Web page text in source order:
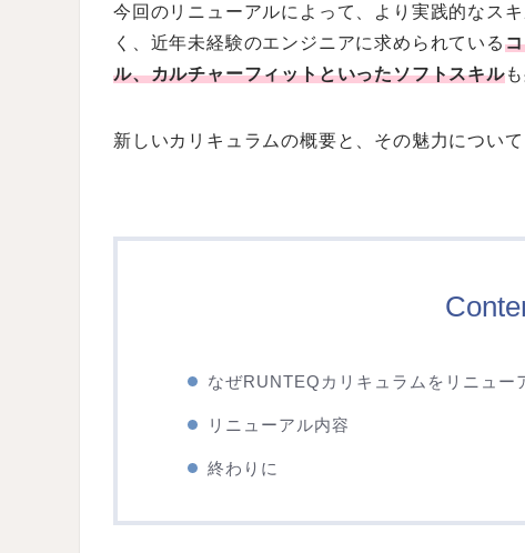
今回のリニューアルによって、
より実践的なス
く、近年未経験のエンジニアに求められている
ル、カルチャーフィットといったソフトスキル
新しいカリキュラムの概要と、その魅力について
なぜRUNTEQカリキュラムをリニュー
リニューアル内容
終わりに